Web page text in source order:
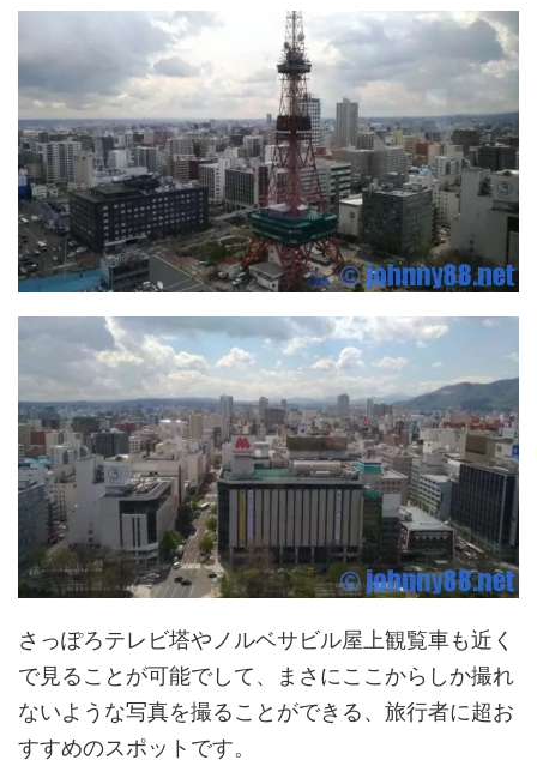
さっぽろテレビ塔やノルベサビル屋上観覧車も近く
で見ることが可能でして、まさにここからしか撮れ
ないような写真を撮ることができる、旅行者に超お
すすめのスポットです。